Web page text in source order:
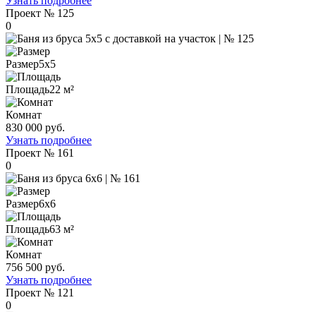
Проект № 125
0
Размер5х5
Площадь22 м²
Комнат
830 000 руб.
Узнать подробнее
Проект № 161
0
Размер6х6
Площадь63 м²
Комнат
756 500 руб.
Узнать подробнее
Проект № 121
0